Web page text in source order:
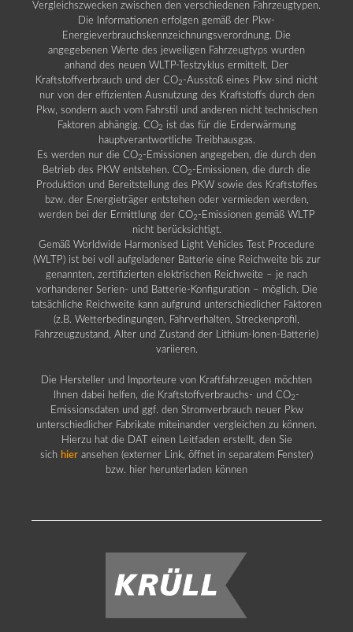
Vergleichszwecken zwischen den verschiedenen Fahrzeugtypen.
Die Informationen erfolgen gemäß der Pkw-
Energieverbrauchskennzeichnungsverordnung. Die
angegebenen Werte des jeweiligen Fahrzeugtyps wurden
anhand des neuen WLTP-Testzyklus ermittelt. Der
Kraftstoffverbrauch und der CO2 -Ausstoß eines Pkw sind nicht
nur von der effizienten Ausnutzung des Kraftstoffs durch den
Pkw, sondern auch vom Fahrstil und anderen nicht technischen
Faktoren abhängig. CO2 ist das für die Erderwärmung
hauptverantwortliche Treibhausgas.
Es werden nur die CO2 -Emissionen angegeben, die durch den
Betrieb des PKW entstehen. CO2 -Emissionen, die durch die
Produktion und Bereitstellung des PKW sowie des Kraftstoffes
bzw. der Energieträger entstehen oder vermieden werden,
werden bei der Ermittlung der CO2 -Emissionen gemäß WLTP
nicht berücksichtigt.
Gemäß Worldwide Harmonised Light Vehicles Test Procedure
(WLTP) ist bei voll aufgeladener Batterie eine Reichweite bis zur
genannten, zertifizierten elektrischen Reichweite – je nach
vorhandener Serien- und Batterie-Konfiguration – möglich. Die
tatsächliche Reichweite kann aufgrund unterschiedlicher Faktoren
(z.B. Wetterbedingungen, Fahrverhalten, Streckenprofil,
Fahrzeugzustand, Alter und Zustand der Lithium-Ionen-Batterie)
variieren.
Die Hersteller und Importeure von Kraftfahrzeugen möchten
Ihnen dabei helfen, die Kraftstoffverbrauchs- und CO2 -
Emissionsdaten und ggf. den Stromverbrauch neuer Pkw
unterschiedlicher Fabrikate miteinander vergleichen zu können.
Hierzu hat die DAT einen Leitfaden erstellt, den Sie
sich hier ansehen (externer Link, öffnet in separatem Fenster)
bzw. hier herunterladen können